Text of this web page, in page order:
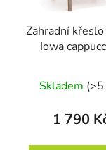
Zahradní
Iowa
Skladem (>5
1 790